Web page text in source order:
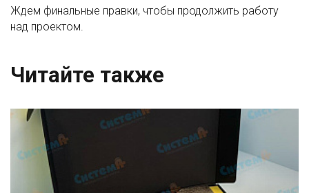
Ждем финальные правки, чтобы продолжить работу
над проектом.
Читайте также